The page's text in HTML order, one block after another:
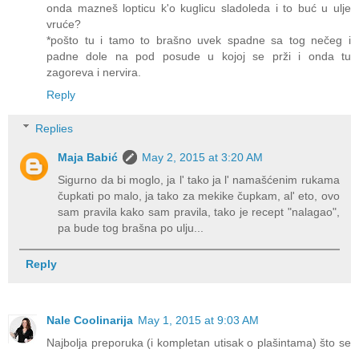
onda mazneš lopticu k'o kuglicu sladoleda i to buć u ulje
vruće?
*pošto tu i tamo to brašno uvek spadne sa tog nečeg i
padne dole na pod posude u kojoj se prži i onda tu
zagoreva i nervira.
Reply
Replies
Maja Babić
May 2, 2015 at 3:20 AM
Sigurno da bi moglo, ja l' tako ja l' namašćenim rukama
čupkati po malo, ja tako za mekike čupkam, al' eto, ovo
sam pravila kako sam pravila, tako je recept "nalagao",
pa bude tog brašna po ulju...
Reply
Nale Coolinarija May 1, 2015 at 9:03 AM
Najbolja preporuka (i kompletan utisak o plašintama) što se